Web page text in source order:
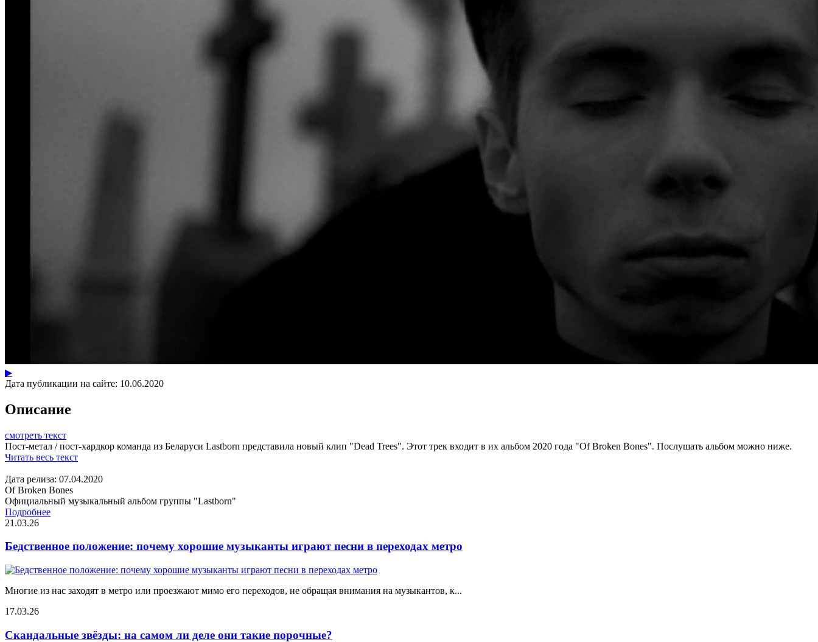
▶
Дата публикации на сайте: 10.06.2020
Описание
смотреть текст
Пост-метал / пост-хардкор команда из Беларуси Lastborn представила новый клип "Dead Trees". Этот трек входит в их альбом 2020 года "Of Broken Bones". Послушать альбом можно ниже.
Читать весь текст
Дата релиза: 07.04.2020
Of Broken Bones
Официальный музыкальный альбом группы "Lastborn"
Подробнее
21.03.26
Бедственное положение: почему хорошие музыканты играют песни в переходах метро
Многие из нас заходят в метро или проезжают мимо его переходов, не обращая внимания на музыкантов, к...
17.03.26
Скандальные звёзды: на самом ли деле они такие порочные?